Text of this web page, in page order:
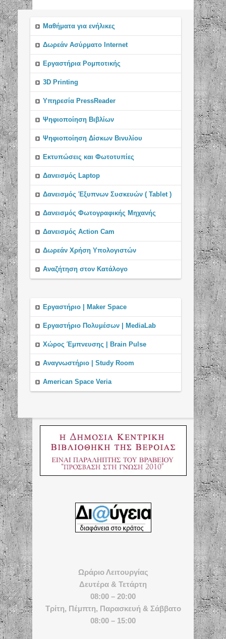
Μαθήματα για ενήλικες
Δωρεάν Ασύρματο Internet
Εργαστήρια Ρομποτικής
3D Printing
Υπηρεσία PressReader
Ψηφιοποίηση Βιβλίων
Ψηφιοποίηση Δίσκων Βινυλίου
Εκτυπώσεις και Φωτοτυπίες
Δανεισμός Laptop
Δανεισμός Έξυπνων Συσκευών ( Tablet )
Δανεισμός Φωτογραφικής Μηχανής
Δανεισμός Action Cam
Δωρεάν Χρήση Υπολογιστών
Αναζήτηση στον Κατάλογο
Εργαστήριο | Maker Space
Εργαστήριo Πολυμέσων | MediaLab
Χώρος Έμπνευσης | Brain Pulse
Αναγνωστήριο | Study Room
American Space Veria
Ωράριο Λειτουργίας
Δευτέρα & Τετάρτη
08:00 – 20:00
Τρίτη, Πέμπτη, Παρασκευή & Σάββατο
08:00 – 15:00